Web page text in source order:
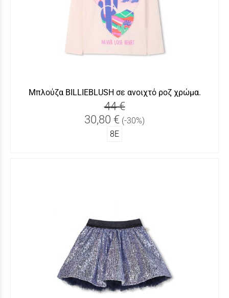
Μπλούζα BILLIEBLUSH σε ανοιχτό ροζ χρώμα.
44 €
30,80 € (-30%)
8Ε